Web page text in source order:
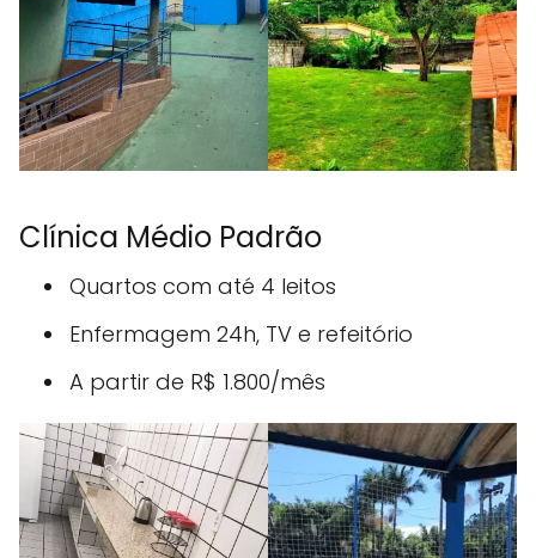
Clínica Médio Padrão
Quartos com até 4 leitos
Enfermagem 24h, TV e refeitório
A partir de R$ 1.800/mês